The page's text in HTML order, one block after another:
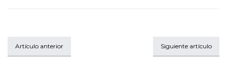
Artículo anterior Siguiente artículo